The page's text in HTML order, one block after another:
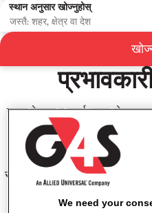
हेरचाह र
करियरहरू
स्थान अनुसार खोज्नुहोस्
हाम्रा हेरचाह र पुनर्सथापना
न्याय प्रणाली
हामी पुन: अपराध र हानिको जोखिम
रहेकाहरूको जीवनको गुणस्तर सुधार
We need your